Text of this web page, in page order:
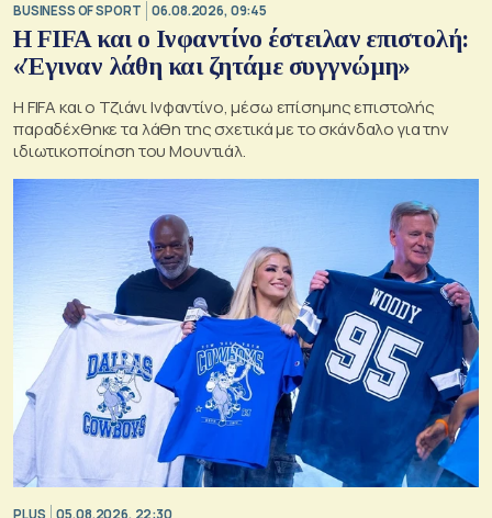
BUSINESS OF SPORT 06.08.2026, 09:45
Η FIFA και ο Ινφαντίνο έστειλαν επιστολή:
«Έγιναν λάθη και ζητάμε συγγνώμη»
Η FIFA και ο Τζιάνι Ινφαντίνο, μέσω επίσημης επιστολής
παραδέχθηκε τα λάθη της σχετικά με το σκάνδαλο για την
ιδιωτικοποίηση του Μουντιάλ.
PLUS 05.08.2026, 22:30